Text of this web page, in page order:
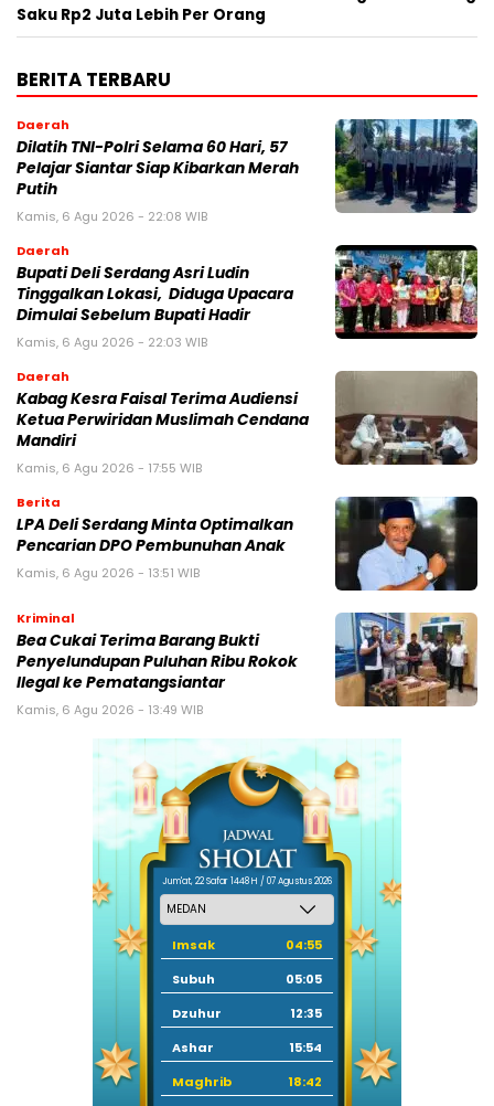
Saku Rp2 Juta Lebih Per Orang
BERITA TERBARU
Daerah
Dilatih TNI-Polri Selama 60 Hari, 57
Pelajar Siantar Siap Kibarkan Merah
Putih
Kamis, 6 Agu 2026 - 22:08 WIB
Daerah
Bupati Deli Serdang Asri Ludin
Tinggalkan Lokasi, Diduga Upacara
Dimulai Sebelum Bupati Hadir
Kamis, 6 Agu 2026 - 22:03 WIB
Daerah
Kabag Kesra Faisal Terima Audiensi
Ketua Perwiridan Muslimah Cendana
Mandiri
Kamis, 6 Agu 2026 - 17:55 WIB
Berita
LPA Deli Serdang Minta Optimalkan
Pencarian DPO Pembunuhan Anak
Kamis, 6 Agu 2026 - 13:51 WIB
Kriminal
Bea Cukai Terima Barang Bukti
Penyelundupan Puluhan Ribu Rokok
Ilegal ke Pematangsiantar
Kamis, 6 Agu 2026 - 13:49 WIB
Jum'at, 22 Safar 1448 H / 07 Agustus 2026
Imsak
04:55
Subuh
05:05
Dzuhur
12:35
Ashar
15:54
Maghrib
18:42